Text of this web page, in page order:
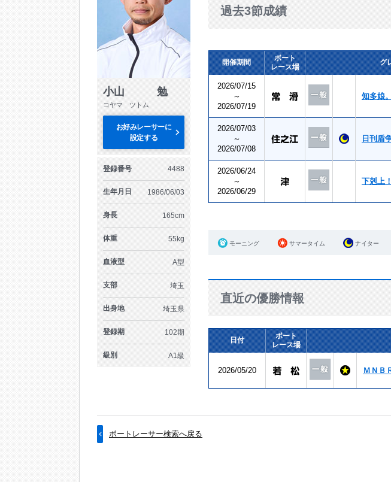
小山 勉
コヤマ ツトム
お好みレーサーに
設定する
登録番号 4488
生年月日 1986/06/03
身長 165cm
体重 55kg
血液型 A型
支部 埼玉
出身地 埼玉県
登録期 102期
級別 A1級
過去3節成績
開催期間
ボート
レース場
グ
2026/07/15
～
2026/07/19
知多娘
2026/07/03
～
2026/07/08
日刊盾
2026/06/24
～
2026/06/29
下剋上
モーニング サマータイム ナイター
直近の優勝情報
日付
ボート
レース場
2026/05/20 ＭＮＢ
ボートレーサー検索へ戻る